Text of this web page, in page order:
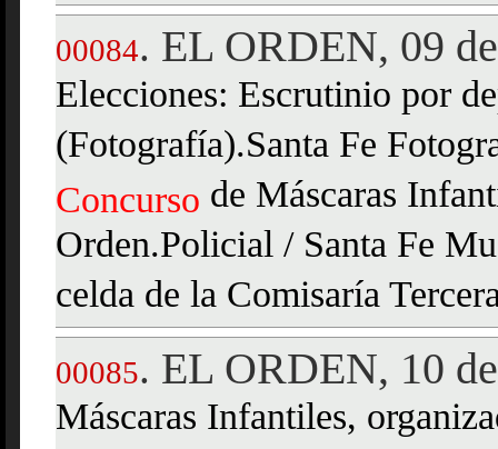
00084. EL ORDEN, 09
Elecciones: Escrutinio por
(Fotografía).Santa Fe
Concurso de Máscaras
Orden.Policial / Santa Fe
celda de la Comisaría
00085. EL ORDEN, 10
Máscaras Infantiles,